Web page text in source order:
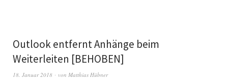
Outlook entfernt Anhänge beim
Weiterleiten [BEHOBEN]
18. Januar 2018 von Matthias Hübner